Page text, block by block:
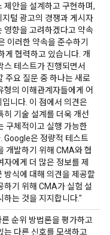
제안을 설계하고 구현하며,
털 광고의 경쟁과 게시자
영향을 고려하겠다고 약속
이러한 약속을 준수하기
게 협력하고 있습니다. 개
스 테스트가 진행되면서
주요 질문 중 하나는 새로
형의 이해관계자들에게 어
니다. 이 점에서 의견은
히 기술 설계를 더욱 개선
구체적이고 실행 가능한
Google은 정량적 테스트
개발하기 위해 CMA와 협
자에게 더 많은 정보를 제
방식에 대해 의견을 제공할
하기 위해 CMA가 실험 설
하는 것을 지지합니다."
순위 방법론을 평가하고
는 다른 신호를 모색하고